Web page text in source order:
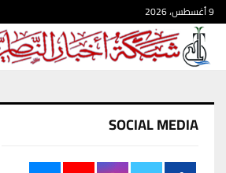
9 أغسطس، 2026
SOCIAL MEDIA